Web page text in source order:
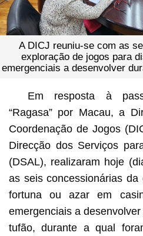
A DICJ reuniu-se com as
exploração de jogos para
emergenciais a desenvolver
Em resposta à
“Ragasa” por Macau, a
Coordenação de Jogos
Direcção dos Serviços
(DSAL), realizaram hoje
as seis concessionárias
fortuna ou azar em
emergenciais a
tufão, durante a qual